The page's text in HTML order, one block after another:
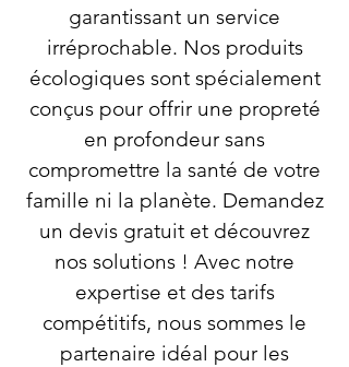
garantissant un service
irréprochable. Nos produits
écologiques sont spécialement
conçus pour offrir une propreté
en profondeur sans
compromettre la santé de votre
famille ni la planète. Demandez
un devis gratuit et découvrez
nos solutions ! Avec notre
expertise et des tarifs
compétitifs, nous sommes le
partenaire idéal pour les